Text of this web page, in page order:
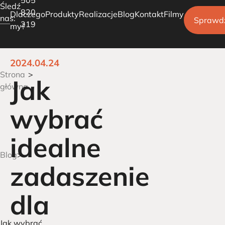
Śledź
nas:
820
219
Dlaczego
my?
Produkty
Pergole tarasowe
RealizacjeBlogKontaktFilmy
Strona
główna
Blog
Jak
wybrać
idealne
zadaszenie
dla
2024.04.24